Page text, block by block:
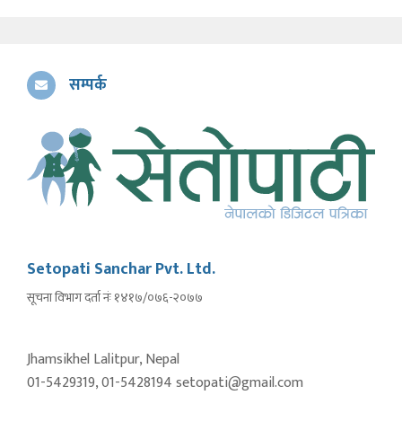
सम्पर्क
Setopati Sanchar Pvt. Ltd.
सूचना विभाग दर्ता नंः १४१७/०७६-२०७७
Jhamsikhel Lalitpur, Nepal
01-5429319, 01-5428194 setopati@gmail.com